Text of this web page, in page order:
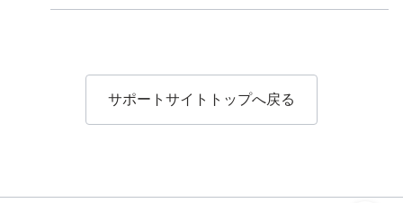
サポートサイトトップへ戻る